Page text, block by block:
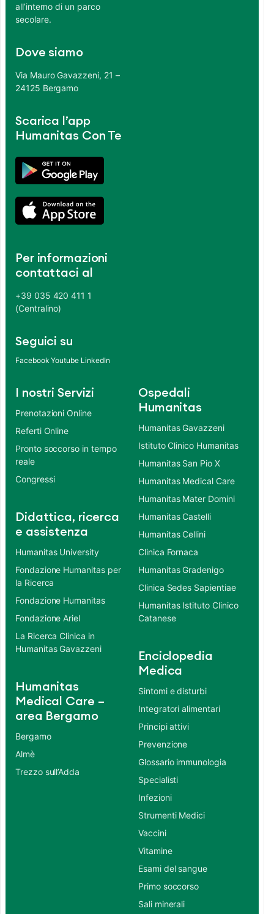
all’interno di un parco
secolare.
Dove siamo
Via Mauro Gavazzeni, 21 –
24125 Bergamo
Scarica l’app
Humanitas Con Te
Per informazioni
contattaci al
+39 035 420 411 1
(Centralino)
Seguici su
Facebook Youtube LinkedIn
I nostri Servizi
Prenotazioni Online
Referti Online
Pronto soccorso in tempo
reale
Congressi
Didattica, ricerca
e assistenza
Humanitas University
Fondazione Humanitas per
la Ricerca
Fondazione Humanitas
Fondazione Ariel
La Ricerca Clinica in
Humanitas Gavazzeni
Humanitas
Medical Care –
area Bergamo
Bergamo
Almè
Trezzo sull’Adda
Ospedali
Humanitas
Humanitas Gavazzeni
Istituto Clinico Humanitas
Humanitas San Pio X
Humanitas Medical Care
Humanitas Mater Domini
Humanitas Castelli
Humanitas Cellini
Clinica Fornaca
Humanitas Gradenigo
Clinica Sedes Sapientiae
Humanitas Istituto Clinico
Catanese
Enciclopedia
Medica
Sintomi e disturbi
Integratori alimentari
Principi attivi
Prevenzione
Glossario immunologia
Specialisti
Infezioni
Strumenti Medici
Vaccini
Vitamine
Esami del sangue
Primo soccorso
Sali minerali